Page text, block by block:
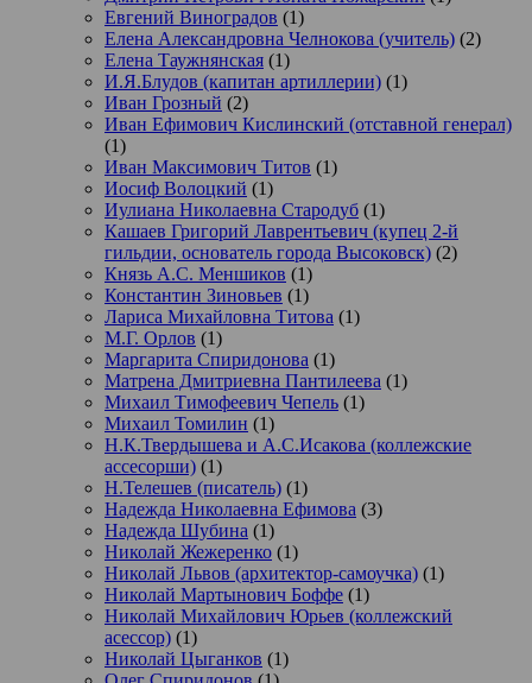
Евгений Виноградов (1)
Елена Александровна Челнокова (учитель) (2)
Елена Таужнянская (1)
И.Я.Блудов (капитан артиллерии) (1)
Иван Грозный (2)
Иван Ефимович Кислинский (отставной генерал)
(1)
Иван Максимович Титов (1)
Иосиф Волоцкий (1)
Иулиана Николаевна Стародуб (1)
Кашаев Григорий Лаврентьевич (купец 2-й
гильдии, основатель города Высоковск) (2)
Князь А.С. Меншиков (1)
Константин Зиновьев (1)
Лариса Михайловна Титова (1)
М.Г. Орлов (1)
Маргарита Спиридонова (1)
Матрена Дмитриевна Пантилеева (1)
Михаил Тимофеевич Чепель (1)
Михаил Томилин (1)
Н.К.Твердышева и А.С.Исакова (коллежские
ассесорши) (1)
Н.Телешев (писатель) (1)
Надежда Николаевна Ефимова (3)
Надежда Шубина (1)
Николай Жежеренко (1)
Николай Львов (архитектор-самоучка) (1)
Николай Мартынович Боффе (1)
Николай Михайлович Юрьев (коллежский
асессор) (1)
Николай Цыганков (1)